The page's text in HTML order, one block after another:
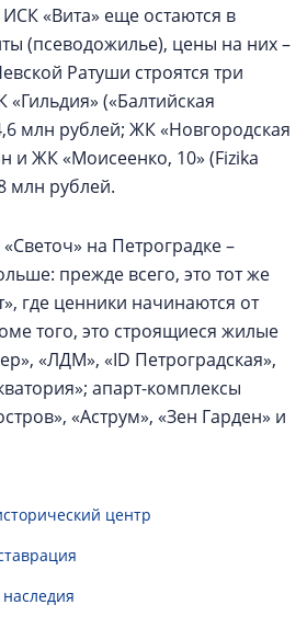
«Вита» еще остаются в
(псеводожилье), цены на них –
Ратуши строятся три
(«Балтийская
млн рублей; ЖК «Новгородская
и ЖК «Моисеенко, 10» (Fizika
млн рублей.
на Петроградке –
прежде всего, это тот же
где ценники начинаются от
того, это строящиеся жилые
«ЛДМ», «ID Петроградская»,
апарт-комплексы
«Аструм», «Зен Гарден» и
центр